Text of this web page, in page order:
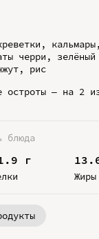
черри,
рис
остроты – на 2
блюда
г
Жиры